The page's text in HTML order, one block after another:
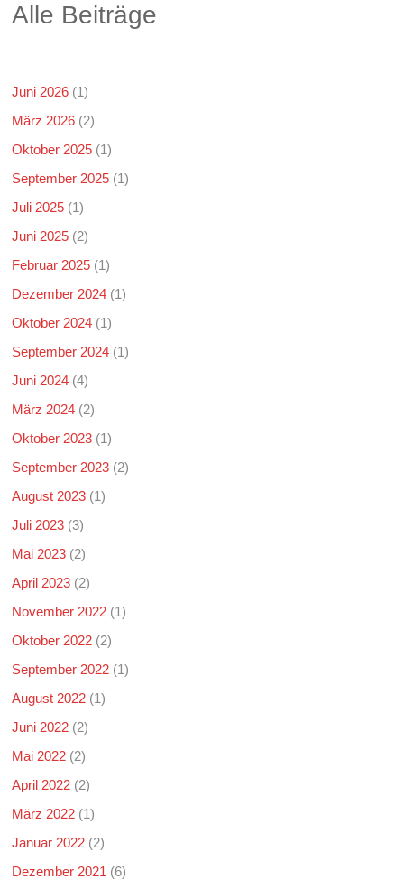
Alle Beiträge
Juni 2026 (1)
März 2026 (2)
Oktober 2025 (1)
September 2025 (1)
Juli 2025 (1)
Juni 2025 (2)
Februar 2025 (1)
Dezember 2024 (1)
Oktober 2024 (1)
September 2024 (1)
Juni 2024 (4)
März 2024 (2)
Oktober 2023 (1)
September 2023 (2)
August 2023 (1)
Juli 2023 (3)
Mai 2023 (2)
April 2023 (2)
November 2022 (1)
Oktober 2022 (2)
September 2022 (1)
August 2022 (1)
Juni 2022 (2)
Mai 2022 (2)
April 2022 (2)
März 2022 (1)
Januar 2022 (2)
Dezember 2021 (6)